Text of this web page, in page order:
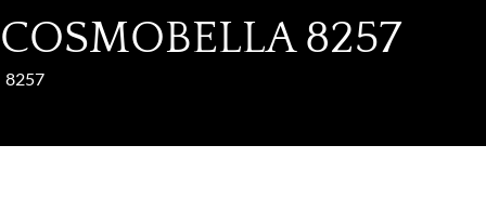
8257
8257